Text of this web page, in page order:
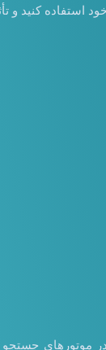
استفاده کنید و
جستجو